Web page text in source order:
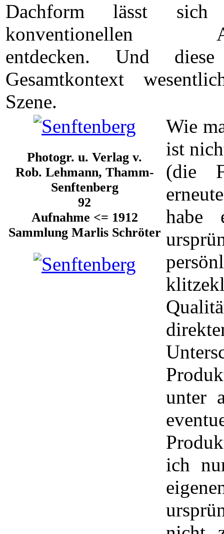
Dachform lässt
konventionellen
entdecken. Und
Gesamtkontext
Szene.
Photogr. u. Verlag v.
Rob. Lehmann, Thamm-
Senftenberg
92
Aufnahme <= 1912
Sammlung Marlis Schröter
Wie
ist
(die
habe
unter
ich